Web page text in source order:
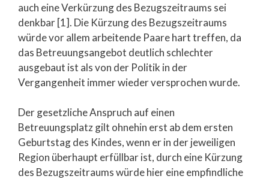
auch eine Verkürzung des Bezugszeitraums sei
denkbar [1]. Die Kürzung des Bezugszeitraums
würde vor allem arbeitende Paare hart treffen, da
das Betreuungsangebot deutlich schlechter
ausgebaut ist als von der Politik in der
Vergangenheit immer wieder versprochen wurde.
Der gesetzliche Anspruch auf einen
Betreuungsplatz gilt ohnehin erst ab dem ersten
Geburtstag des Kindes, wenn er in der jeweiligen
Region überhaupt erfüllbar ist, durch eine Kürzung
des Bezugszeitraums würde hier eine empfindliche